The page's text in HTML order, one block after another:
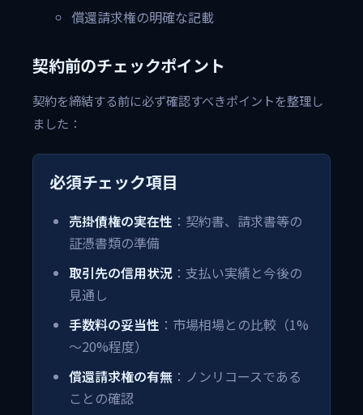
償還請求権の明確な記載
契約前のチェックポイント
契約を締結する前に必ず確認すべきポイントを整理し
ました：
必須チェック項目
売掛債権の実在性 ：契約書、請求書等の
証憑書類の準備
取引先の信用状況 ：支払い実績と今後の
見通し
手数料の妥当性 ：市場相場との比較（1%
～20%程度）
償還請求権の有無 ：ノンリコースである
ことの確認